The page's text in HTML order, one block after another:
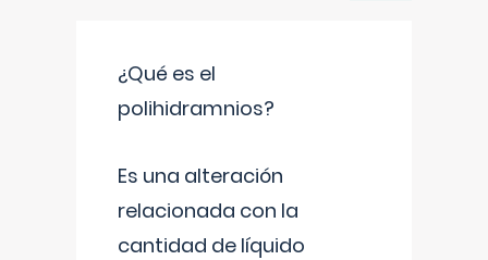
¿Qué es el
polihidramnios?
Es una alteración
relacionada con la
cantidad de líquido